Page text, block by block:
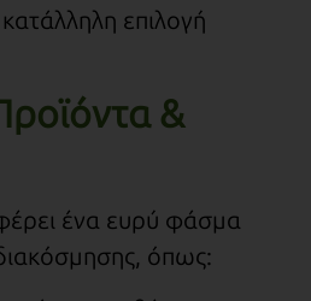
επιλογή
&
ένα ευρύ φάσμα
όπως: